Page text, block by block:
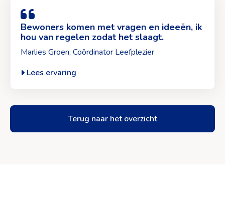
ervaring
van
Marlies
Groen>
Bewoners komen met vragen en ideeën, ik
hou van regelen zodat het slaagt.
Marlies Groen, Coördinator Leefplezier
Lees ervaring
Terug naar het overzicht